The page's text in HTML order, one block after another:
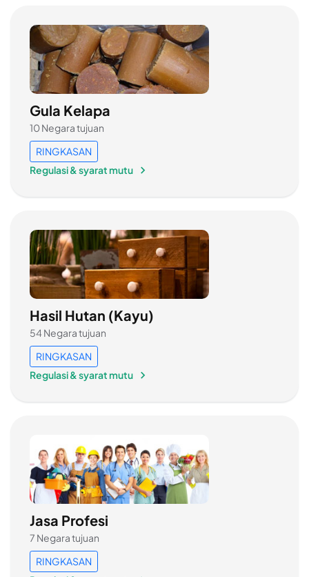
Gula Kelapa
10 Negara tujuan
RINGKASAN
Regulasi & syarat mutu
Hasil Hutan (Kayu)
54 Negara tujuan
RINGKASAN
Regulasi & syarat mutu
Jasa Profesi
7 Negara tujuan
RINGKASAN